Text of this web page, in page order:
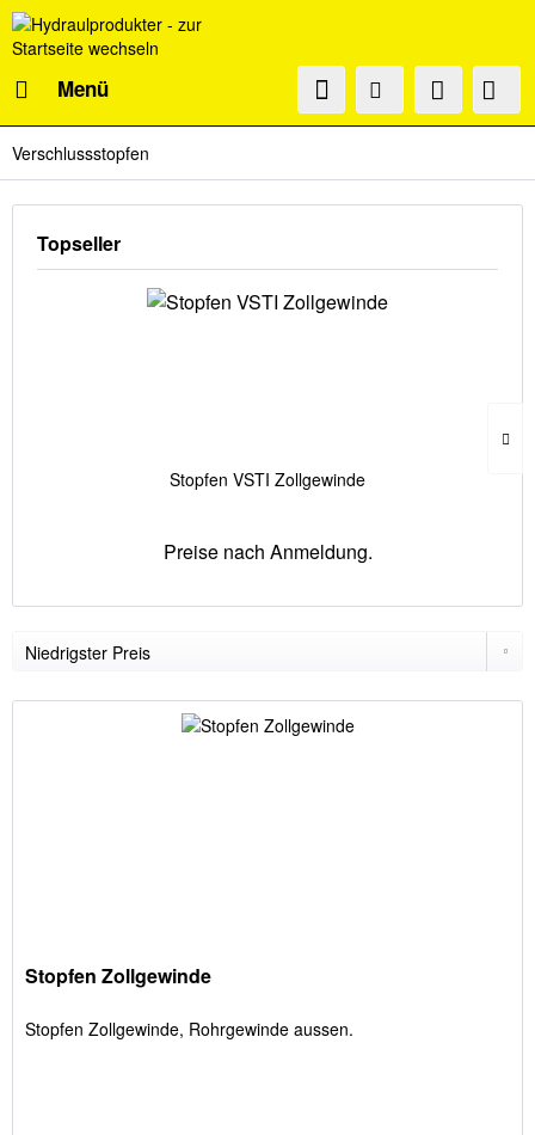
Menü
Verschlussstopfen
Topseller
Stopfen VSTI Zollgewinde
Preise nach Anmeldung.
Stopfen Zollgewinde
Stopfen Zollgewinde, Rohrgewinde aussen.